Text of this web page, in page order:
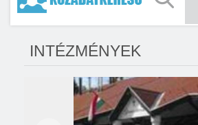
INTÉZMÉNYEK